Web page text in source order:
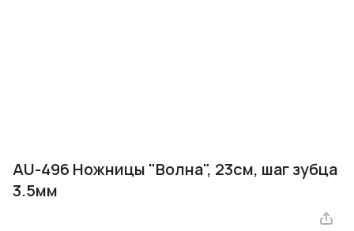
AU-496 Ножницы "Волна", 23см, шаг зубца
3.5мм